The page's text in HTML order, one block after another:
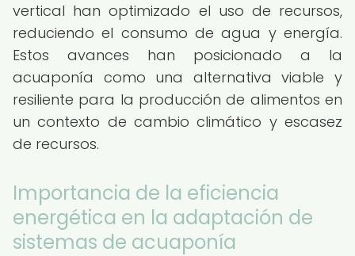
vertical han optimizado el uso de recursos,
reduciendo el consumo de agua y energía.
Estos avances han posicionado a la
acuaponía como una alternativa viable y
resiliente para la producción de alimentos en
un contexto de cambio climático y escasez
de recursos.
Importancia de la eficiencia
energética en la adaptación de
sistemas de acuaponía